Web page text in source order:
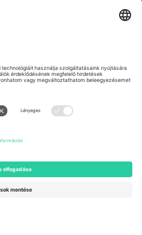
United Kingdom
167 City Road, London, Greater
Engelberg, Switzerland